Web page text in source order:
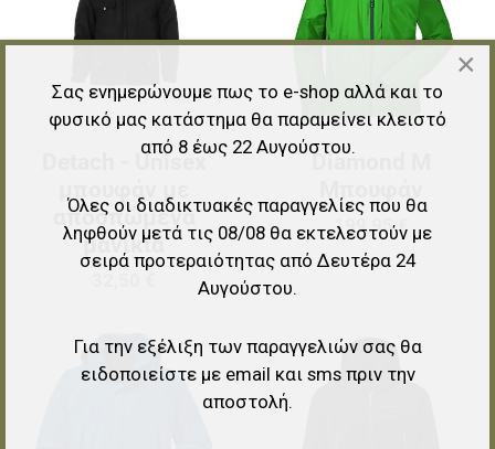
Γρήγορη ματιά
Detach - Unisex
αποσπώμενα
μανίκια
Diamond M
199,95 €
Προσθήκη στα αγαπημένα
Προσθήκη για σύγκριση
×
Σας ενημερώνουμε πως το e-shop αλλά και το
φυσικό μας κατάστημα θα παραμείνει κλειστό
από 8 έως 22 Αυγούστου.
Όλες οι διαδικτυακές παραγγελίες που θα
ληφθούν μετά τις 08/08 θα εκτελεστούν με
σειρά προτεραιότητας από Δευτέρα 24
Αυγούστου.
Για την εξέλιξη των παραγγελιών σας θα
ειδοποιείστε με email και sms πριν την
αποστολή.